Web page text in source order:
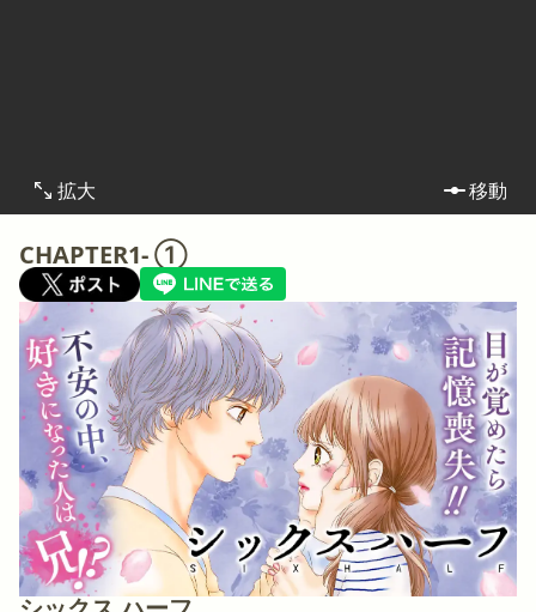
拡大 移動
CHAPTER1- ①